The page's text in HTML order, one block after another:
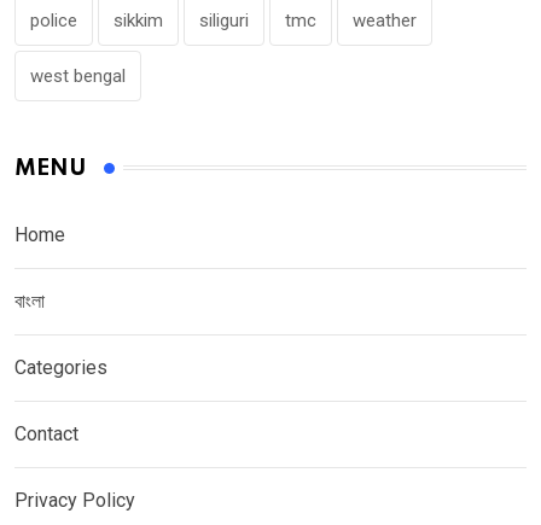
police sikkim siliguri tmc weather
west bengal
MENU
Home
বাংলা
Categories
Contact
Privacy Policy